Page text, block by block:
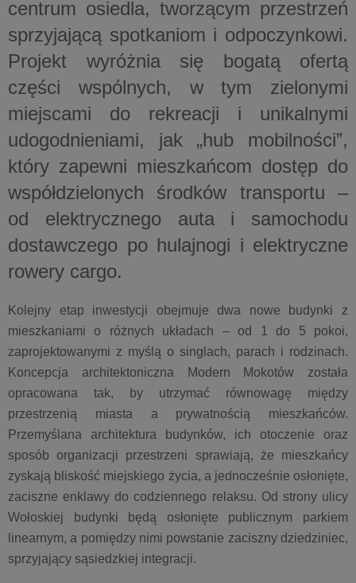
centrum osiedla, tworzącym przestrzeń
sprzyjającą spotkaniom i odpoczynkowi.
Projekt wyróżnia się bogatą ofertą
części wspólnych, w tym zielonymi
miejscami do rekreacji i unikalnymi
udogodnieniami, jak „hub mobilności”,
który zapewni mieszkańcom dostęp do
współdzielonych środków transportu –
od elektrycznego auta i samochodu
dostawczego po hulajnogi i elektryczne
rowery cargo.
Kolejny etap inwestycji obejmuje dwa nowe budynki z
mieszkaniami o różnych układach – od 1 do 5 pokoi,
zaprojektowanymi z myślą o singlach, parach i rodzinach.
Koncepcja architektoniczna Modern Mokotów została
opracowana tak, by utrzymać równowagę między
przestrzenią miasta a prywatnością mieszkańców.
Przemyślana architektura budynków, ich otoczenie oraz
sposób organizacji przestrzeni sprawiają, że mieszkańcy
zyskają bliskość miejskiego życia, a jednocześnie osłonięte,
zaciszne enklawy do codziennego relaksu. Od strony ulicy
Wołoskiej budynki będą osłonięte publicznym parkiem
linearnym, a pomiędzy nimi powstanie zaciszny dziedziniec,
sprzyjający sąsiedzkiej integracji.